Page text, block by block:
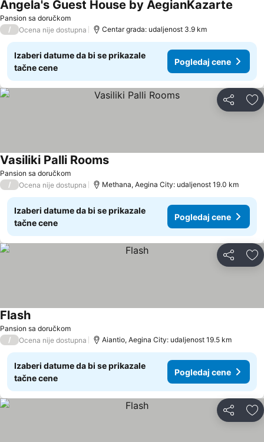
Pansion sa doručkom
Angela's Guest House by AegianKazarte
/ Ocena nije dostupna Centar grada: udaljenost 3.9 km
Izaberi datume da bi se prikazale
tačne cene
Pogledaj cene
Deli
Pansion sa doručkom
Vasiliki Palli Rooms
/ Ocena nije dostupna Methana, Aegina City: udaljenost 19.0 km
Izaberi datume da bi se prikazale
tačne cene
Pogledaj cene
Deli
Pansion sa doručkom
Flash
/ Ocena nije dostupna Aiantio, Aegina City: udaljenost 19.5 km
Izaberi datume da bi se prikazale
tačne cene
Pogledaj cene
Deli